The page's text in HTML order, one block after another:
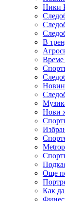
Ники
В
Време
Нови
Още
Как
Финес